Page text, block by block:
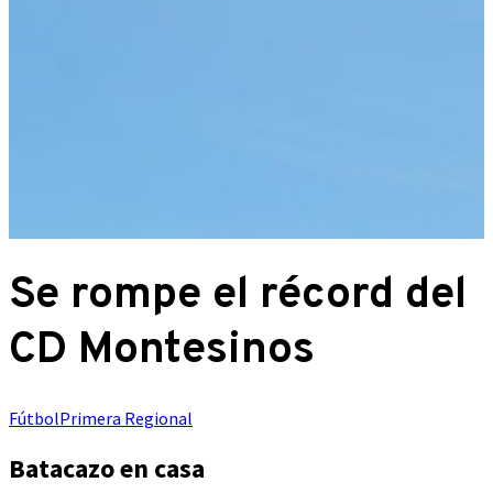
Se rompe el récord del
CD Montesinos
FútbolPrimera Regional
Batacazo en casa